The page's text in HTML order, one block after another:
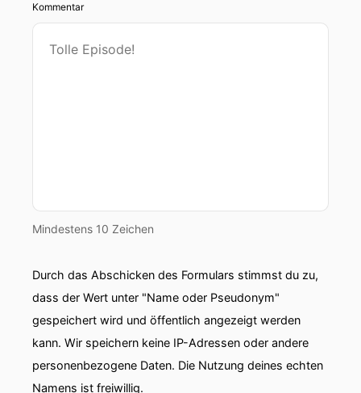
Kommentar
Mindestens 10 Zeichen
Durch das Abschicken des Formulars stimmst du zu,
dass der Wert unter "Name oder Pseudonym"
gespeichert wird und öffentlich angezeigt werden
kann. Wir speichern keine IP-Adressen oder andere
personenbezogene Daten. Die Nutzung deines echten
Namens ist freiwillig.